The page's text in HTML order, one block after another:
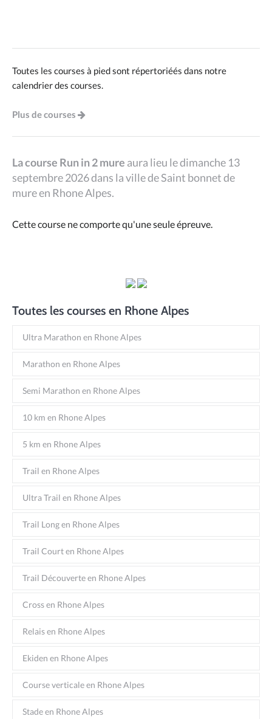
Toutes les courses à pied sont répertoriéés dans notre
calendrier des courses.
Plus de courses
La course Run in 2 mure aura lieu le dimanche 13
septembre 2026 dans la ville de Saint bonnet de
mure en Rhone Alpes.
Cette course ne comporte qu'une seule épreuve.
Toutes les courses en Rhone Alpes
Ultra Marathon en Rhone Alpes
Marathon en Rhone Alpes
Semi Marathon en Rhone Alpes
10 km en Rhone Alpes
5 km en Rhone Alpes
Trail en Rhone Alpes
Ultra Trail en Rhone Alpes
Trail Long en Rhone Alpes
Trail Court en Rhone Alpes
Trail Découverte en Rhone Alpes
Cross en Rhone Alpes
Relais en Rhone Alpes
Ekiden en Rhone Alpes
Course verticale en Rhone Alpes
Stade en Rhone Alpes